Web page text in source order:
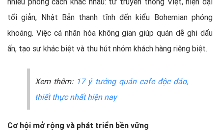
tối giản, Nhật Bản thanh tĩnh đến kiểu Bohemian phóng
khoáng. Việc cá nhân hóa không gian giúp quán dễ ghi dấu
ấn, tạo sự khác biệt và thu hút nhóm khách hàng riêng biệt.
Xem thêm: 17 ý tưởng quán cafe độc đáo,
thiết thực nhất hiện nay
Cơ hội mở rộng và phát triển bền vững